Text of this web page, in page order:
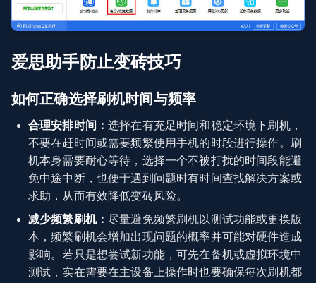
爱思助手防止变砖技巧
如何正确选择刷机时间与频率
合理安排时间：选择在有充足时间和稳定环境下刷机，
不要在赶时间或需要频繁使用手机的时段进行操作。刷
机本身需要耐心等待，选择一个不被打扰的时间段能避
免中途中断，也便于遇到问题时有时间查找解决方案或
求助，从而有效降低变砖风险。
减少频繁刷机：尽量避免频繁刷机以测试功能或更换版
本，频繁刷机会增加出现问题的概率并可能对硬件造成
影响。若只是想尝试新功能，可先在备机或虚拟环境中
测试，实在需要在主设备上操作时也要确保每次刷机都